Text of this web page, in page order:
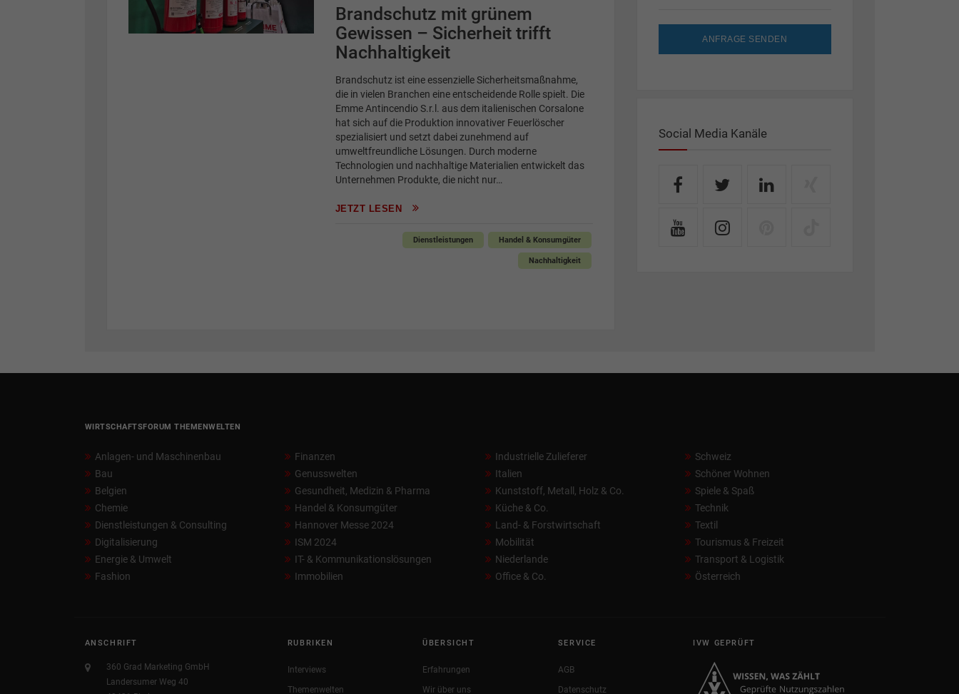
Brandschutz mit grünem
Gewissen – Sicherheit trifft
Nachhaltigkeit
Brandschutz ist eine essenzielle Sicherheitsmaßnahme,
die in vielen Branchen eine entscheidende Rolle spielt. Die
Emme Antincendio S.r.l. aus dem italienischen Corsalone
hat sich auf die Produktion innovativer Feuerlöscher
spezialisiert und setzt dabei zunehmend auf
umweltfreundliche Lösungen. Durch moderne
Technologien und nachhaltige Materialien entwickelt das
Unternehmen Produkte, die nicht nur…
JETZT LESEN
Dienstleistungen Handel & Konsumgüter
Nachhaltigkeit
ANFRAGE SENDEN
Social Media Kanäle
WIRTSCHAFTSFORUM THEMENWELTEN
Anlagen- und Maschinenbau
Bau
Belgien
Chemie
Dienstleistungen & Consulting
Digitalisierung
Energie & Umwelt
Fashion
Finanzen
Genusswelten
Gesundheit, Medizin & Pharma
Handel & Konsumgüter
Hannover Messe 2024
ISM 2024
IT- & Kommunikationslösungen
Immobilien
Industrielle Zulieferer
Italien
Kunststoff, Metall, Holz & Co.
Küche & Co.
Land- & Forstwirtschaft
Mobilität
Niederlande
Office & Co.
Schweiz
Schöner Wohnen
Spiele & Spaß
Technik
Textil
Tourismus & Freizeit
Transport & Logistik
Österreich
ANSCHRIFT
360 Grad Marketing GmbH
Landersumer Weg 40
RUBRIKEN
Interviews
Themenwelten
ÜBERSICHT
Erfahrungen
Wir über uns
SERVICE
AGB
Datenschutz
IVW GEPRÜFT